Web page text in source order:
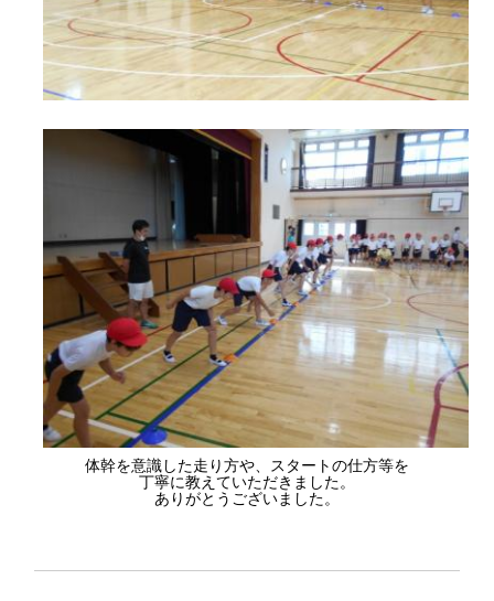
体幹を意識した走り方や、スタートの仕方等を
丁寧に教えていただきました。
ありがとうございました。